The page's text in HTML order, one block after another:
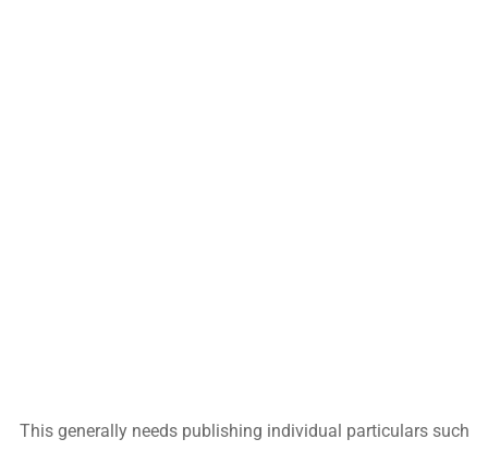
This generally needs publishing individual particulars such